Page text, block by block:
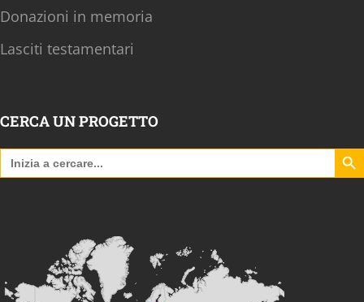
Donazioni in memoria
Lasciti testamentari
CERCA UN PROGETTO
Search
for:
Search